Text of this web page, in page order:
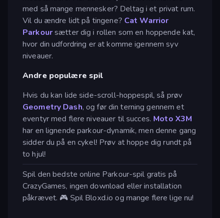
med så mange mennesker? Deltag i et privat rum.
Vil du ændre lidt på tingene? Cat Warrior
Parkoursætter dig i rollen som en hoppende kat,
hvor din udfordring er at komme igennem syv
niveauer.
Andre populære spil
Hvis du kan lide side-scroll-hoppespil, så prøv
Geometry Dash, og før din terning gennem et
eventyr med flere niveauer til succes. Moto X3M
har en lignende parkour-dynamik, men denne gang
sidder du på en cykel! Prøv at hoppe dig rundt på
to hjul!
Spil den bedste online Parkour-spil gratis på
CrazyGames, ingen download eller installation
påkrævet. 🎮 Spil Bloxd.io og mange flere lige nu!